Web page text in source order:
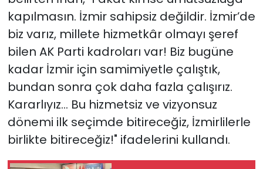
kapılmasın. İzmir sahipsiz değildir. İzmir’de
biz varız, millete hizmetkâr olmayı şeref
bilen AK Parti kadroları var! Biz bugüne
kadar İzmir için samimiyetle çalıştık,
bundan sonra çok daha fazla çalışırız.
Kararlıyız… Bu hizmetsiz ve vizyonsuz
dönemi ilk seçimde bitireceğiz, İzmirlilerle
birlikte bitireceğiz!" ifadelerini kullandı.